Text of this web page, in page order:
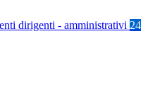
dirigenti - amministrativi 24